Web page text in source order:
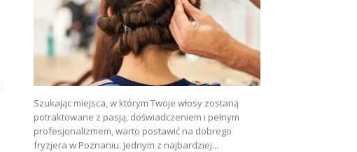
Szukając miejsca, w którym Twoje włosy zostaną
potraktowane z pasją, doświadczeniem i pełnym
profesjonalizmem, warto postawić na dobrego
fryzjera w Poznaniu. Jednym z najbardziej...